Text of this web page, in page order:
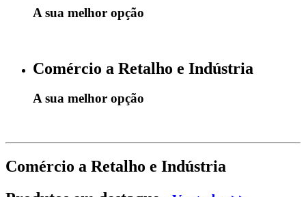
A sua melhor opção
Comércio a Retalho e Indústria
A sua melhor opção
Comércio a Retalho e Indústria